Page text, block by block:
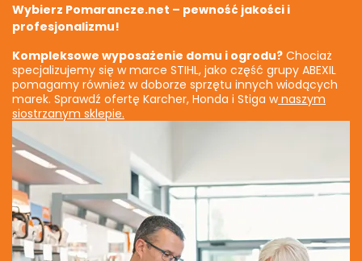
Wybierz Pomarancze.net – pewność jakości i
profesjonalizmu!
Kompleksowe wyposażenie domu i ogrodu? Chociaż
specjalizujemy się w marce STIHL, jako część grupy ABEXIL
pomagamy również w doborze sprzętu innych wiodących
marek. Sprawdź ofertę Karcher, Honda i Stiga wnaszym
siostrzanym sklepie.